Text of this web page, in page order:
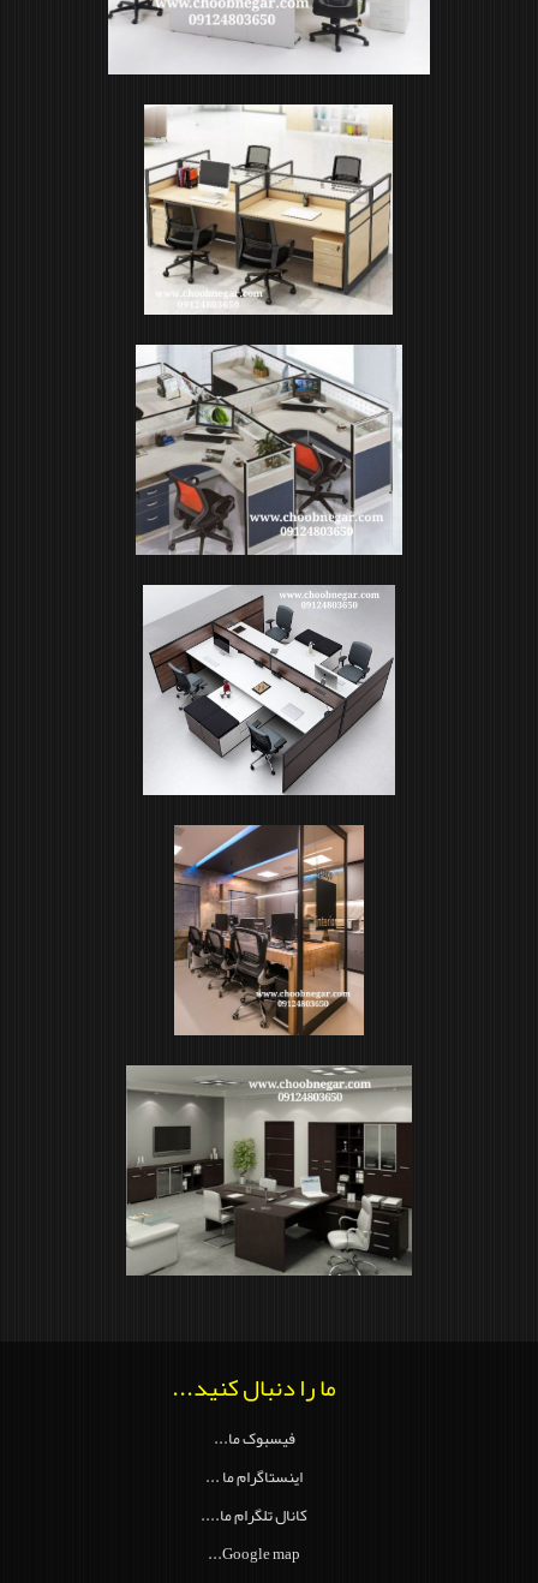
ما را دنبال کنید...
فیسبوک ما...
اینستاگرام ما ...
کانال تلگرام ما....
Google map...